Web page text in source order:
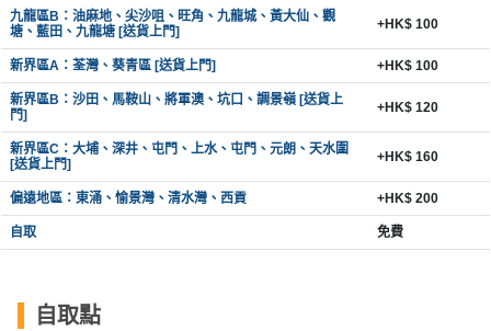
拖
餐
廳
B
B
Q
場
地
奇
九龍區B：油麻地、尖沙咀、旺角、九龍城、黃大仙、觀
塘、藍田、九龍塘 [送貨上門]
+HK$ 100
新界區A：荃灣、葵青區 [送貨上門] +HK$ 100
新界區B：沙田、馬鞍山、將軍澳、坑口、調景嶺 [送貨上
門]
+HK$ 120
新界區C：大埔、深井、屯門、上水、屯門、元朗、天水圍
[送貨上門]
+HK$ 160
偏遠地區：東涌、愉景灣、清水灣、西貢 +HK$ 200
自取 免費
自取點